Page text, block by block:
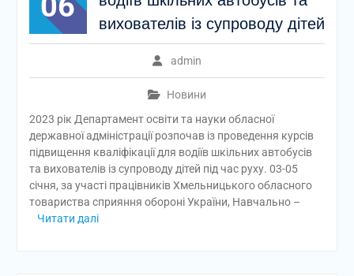
вихователів із супроводу дітей
admin
Новини
2023 рік Департамент освіти та науки обласної
державної адміністрації розпочав із проведення курсів
підвищення кваліфікації для водіїв шкільних автобусів
та вихователів із супроводу дітей під час руху. 03-05
січня, за участі працівників Хмельницького обласного
товариства сприяння обороні України, Навчально –
Читати далі